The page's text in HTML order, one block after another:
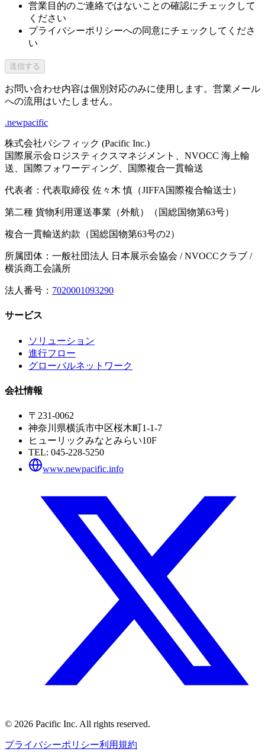
営業目的のご連絡ではないことの確認にチェックして
ください
プライバシーポリシーへの同意にチェックしてくださ
い
送信する
お問い合わせ内容は個別対応のみに使用します。営業メール
への流用はいたしません。
.newpacific
株式会社パシフィック (Pacific Inc.)
国際展示会ロジスティクスマネジメント、NVOCC 海上輸
送、国際フォワーディング、国際複合一貫輸送
代表者：代表取締役 佐々木 慎（JIFFA国際複合輸送士）
第二種 貨物利用運送事業（外航）（国総国物第63号）
複合一貫輸送約款（国総国物第63号の2）
所属団体：一般社団法人 日本展示会協会 / NVOCCクラブ /
横浜商工会議所
法人番号： 7020001093290
サービス
ソリューション
進行フロー
グローバルネットワーク
会社情報
〒231-0062
神奈川県横浜市中区桜木町1-1-7
ヒューリックみなとみらい10F
TEL: 045-228-5250
www.newpacific.info
© 2026 Pacific Inc. All rights reserved.
プライバシーポリシー利用規約